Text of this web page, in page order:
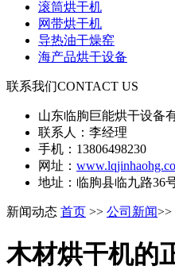
滚筒烘干机
网带烘干机
导热油干燥窑
海产品烘干设备
联系我们CONTACT US
山东临朐巨能烘干设备
联系人：李经理
手机：13806498230
网址：
地址：临朐县临九路36
新闻动态 首页 >> 公司新闻>>
木材烘干机的